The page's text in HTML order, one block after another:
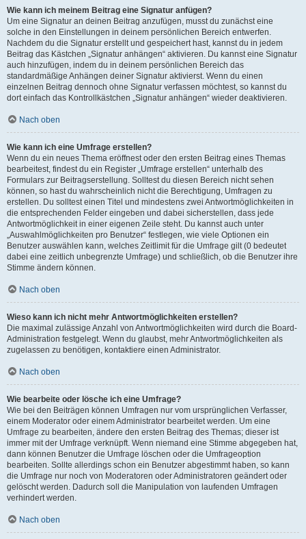
Wie kann ich meinem Beitrag eine Signatur anfügen?
Um eine Signatur an deinen Beitrag anzufügen, musst du zunächst eine
solche in den Einstellungen in deinem persönlichen Bereich entwerfen.
Nachdem du die Signatur erstellt und gespeichert hast, kannst du in jedem
Beitrag das Kästchen „Signatur anhängen“ aktivieren. Du kannst eine Signatur
auch hinzufügen, indem du in deinem persönlichen Bereich das
standardmäßige Anhängen deiner Signatur aktivierst. Wenn du einen
einzelnen Beitrag dennoch ohne Signatur verfassen möchtest, so kannst du
dort einfach das Kontrollkästchen „Signatur anhängen“ wieder deaktivieren.
Nach oben
Wie kann ich eine Umfrage erstellen?
Wenn du ein neues Thema eröffnest oder den ersten Beitrag eines Themas
bearbeitest, findest du ein Register „Umfrage erstellen“ unterhalb des
Formulars zur Beitragserstellung. Solltest du diesen Bereich nicht sehen
können, so hast du wahrscheinlich nicht die Berechtigung, Umfragen zu
erstellen. Du solltest einen Titel und mindestens zwei Antwortmöglichkeiten in
die entsprechenden Felder eingeben und dabei sicherstellen, dass jede
Antwortmöglichkeit in einer eigenen Zeile steht. Du kannst auch unter
„Auswahlmöglichkeiten pro Benutzer“ festlegen, wie viele Optionen ein
Benutzer auswählen kann, welches Zeitlimit für die Umfrage gilt (0 bedeutet
dabei eine zeitlich unbegrenzte Umfrage) und schließlich, ob die Benutzer ihre
Stimme ändern können.
Nach oben
Wieso kann ich nicht mehr Antwortmöglichkeiten erstellen?
Die maximal zulässige Anzahl von Antwortmöglichkeiten wird durch die Board-
Administration festgelegt. Wenn du glaubst, mehr Antwortmöglichkeiten als
zugelassen zu benötigen, kontaktiere einen Administrator.
Nach oben
Wie bearbeite oder lösche ich eine Umfrage?
Wie bei den Beiträgen können Umfragen nur vom ursprünglichen Verfasser,
einem Moderator oder einem Administrator bearbeitet werden. Um eine
Umfrage zu bearbeiten, ändere den ersten Beitrag des Themas; dieser ist
immer mit der Umfrage verknüpft. Wenn niemand eine Stimme abgegeben hat,
dann können Benutzer die Umfrage löschen oder die Umfrageoption
bearbeiten. Sollte allerdings schon ein Benutzer abgestimmt haben, so kann
die Umfrage nur noch von Moderatoren oder Administratoren geändert oder
gelöscht werden. Dadurch soll die Manipulation von laufenden Umfragen
verhindert werden.
Nach oben